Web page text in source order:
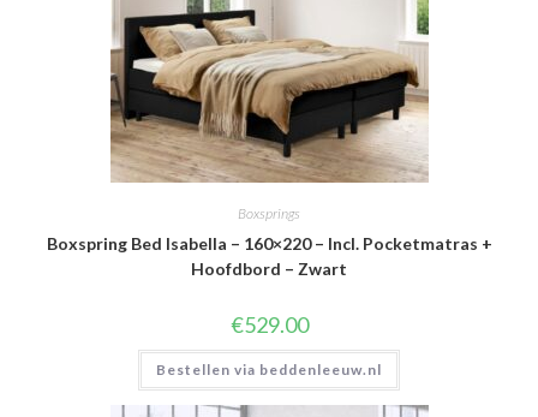
Boxsprings
Boxspring Bed Isabella – 160×220 – Incl. Pocketmatras +
Hoofdbord – Zwart
€529.00
Bestellen via beddenleeuw.nl